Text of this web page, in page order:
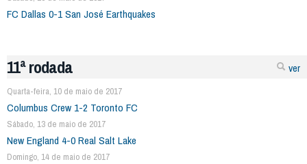
FC Dallas 0-1 San José Earthquakes
ver
11ª rodada
Quarta-feira, 10 de maio de 2017
Columbus Crew 1-2 Toronto FC
Sábado, 13 de maio de 2017
New England 4-0 Real Salt Lake
Domingo, 14 de maio de 2017